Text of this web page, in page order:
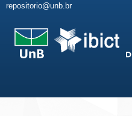
repositorio@unb.br